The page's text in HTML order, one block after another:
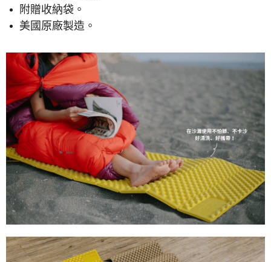
附贈收納袋。
美國原廠製造。